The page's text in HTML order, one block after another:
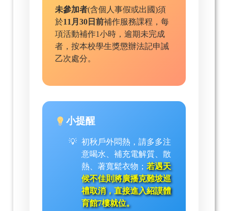
未參加者(含個人事假或出國)須
於11月30日前補作服務課程，每
項活動補作1小時，逾期未完成
者，按本校學生獎懲辦法記申誡
乙次處分。
小提醒
初秋戶外悶熱，請多多注
意喝水、補充電解質、散
熱、著寬鬆衣物； 若遇天
候不佳則將廣播克難坡巡
禮取消，直接進入紹謨體
育館7樓就位。